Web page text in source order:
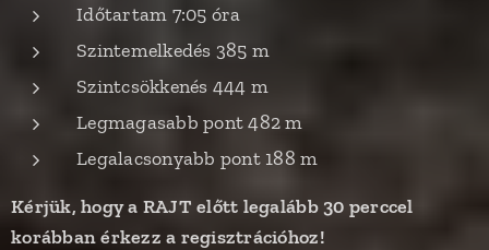
Időtartam 7:05 óra
Szintemelkedés 385 m
Szintcsökkenés 444 m
Legmagasabb pont 482 m
Legalacsonyabb pont 188 m
Kérjük, hogy a RAJT előtt legalább 30 perccel
korábban érkezz a regisztrációhoz!